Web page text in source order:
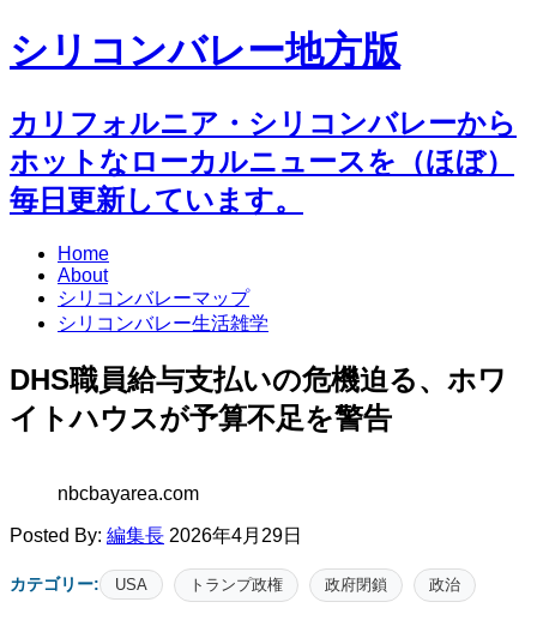
シリコンバレー地方版
カリフォルニア・シリコンバレーから
ホットなローカルニュースを（ほぼ）
毎日更新しています。
Home
About
シリコンバレーマップ
シリコンバレー生活雑学
DHS職員給与支払いの危機迫る、ホワ
イトハウスが予算不足を警告
nbcbayarea.com
Posted By: 編集長 2026年4月29日
カテゴリー: USA トランプ政権 政府閉鎖 政治